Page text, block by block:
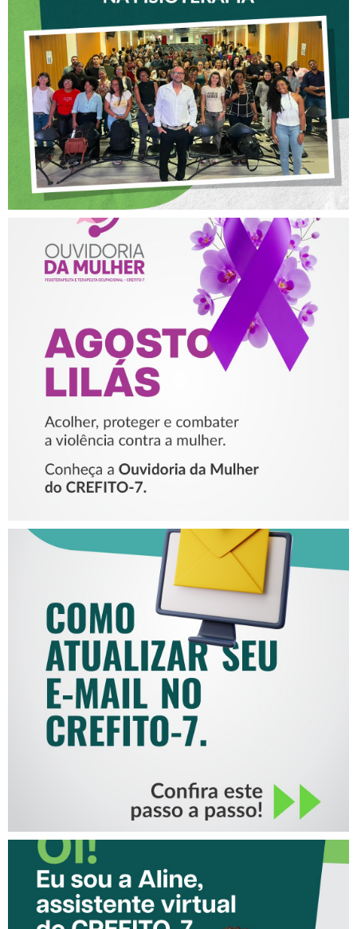
CREFITO-7 PARTICIPA DE
OFICINA SOBRE ÉTICA E
POSTURA PROFISSIONAL
NA FISIOTERAPIA
AGOSTO LILÁS – ACOLHER,
PROTEGER E COMBATER A
VIOLÊNCIA CONTRA A
MULHER
COMO ATUALIZAR SEU E-
MAIL NO CREFITO-7